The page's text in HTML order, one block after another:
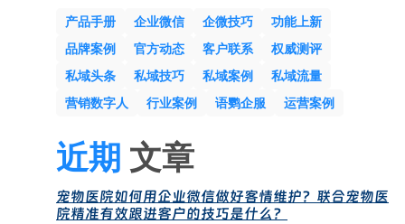
产品手册 企业微信 企微技巧
功能上新
品牌案例
官方动态 客户联系
权威测评
私域头条
私域技巧 私域案例
私域流量
营销数字人
行业案例 语鹦企服 运营案例
近期 文章
宠物医院如何用企业微信做好客情维护？联合宠物医
院精准有效跟进客户的技巧是什么？